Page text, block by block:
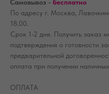
Самовывоз - бесплатно
По адресу г. Москва,
18.00.
Срок 1-2 дня. Получить заказ
подтверждения о готовности
предварительной
оплата при получении
ОПЛАТА